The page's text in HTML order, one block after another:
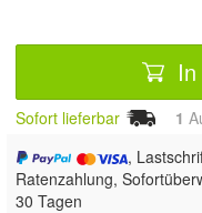
Sofort lieferbar 1
,
Ratenzahlung,
30 Tagen